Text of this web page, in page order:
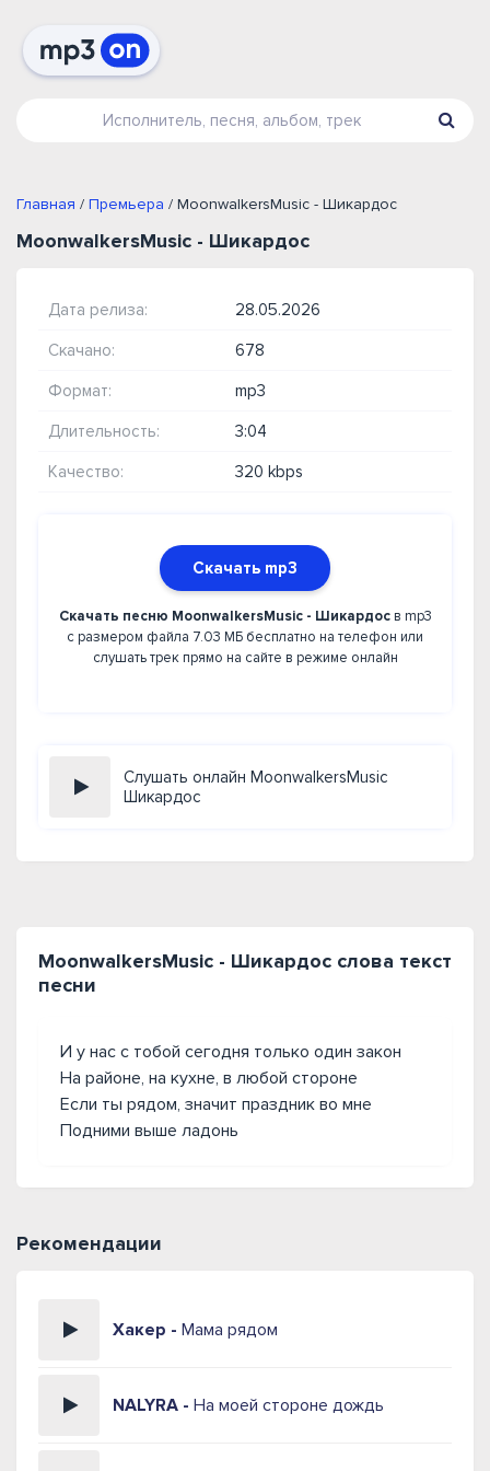
Главная / Премьера / MoonwalkersMusic - Шикардос
MoonwalkersMusic - Шикардос
Дата релиза: 28.05.2026
Скачано: 678
Формат: mp3
Длительность: 3:04
Качество: 320 kbps
Скачать mp3
Скачать песню MoonwalkersMusic - Шикардосв mp3
с размером файла 7.03 МБ бесплатно на телефон или
слушать трек прямо на сайте в режиме онлайн
Слушать онлайн MoonwalkersMusic
Шикардос
MoonwalkersMusic - Шикардос слова текст
песни
И у нас с тобой сегодня только один закон
На районе, на кухне, в любой стороне
Если ты рядом, значит праздник во мне
Подними выше ладонь
Рекомендации
Хакер - Мама рядом
NALYRA - На моей стороне дождь